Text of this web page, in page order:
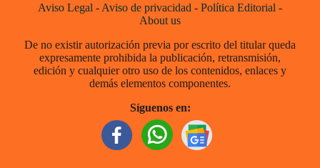
Aviso Legal - Aviso de privacidad - Política Editorial -
About us
De no existir autorización previa por escrito del titular queda
expresamente prohibida la publicación, retransmisión,
edición y cualquier otro uso de los contenidos, enlaces y
demás elementos componentes.
Síguenos en: